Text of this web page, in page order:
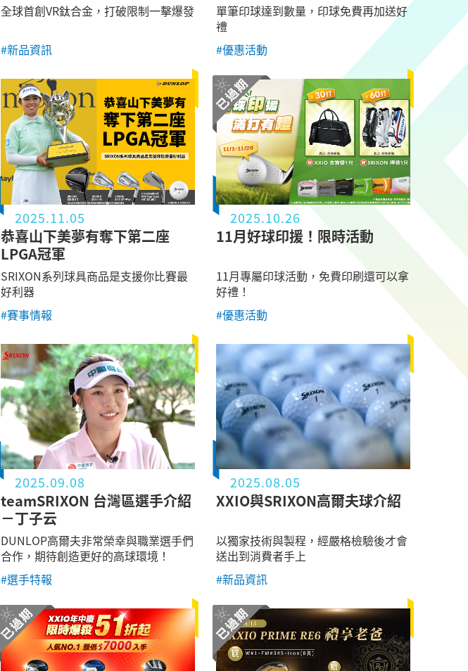
全球首創VR鈦合金，打破限制一擊爆發
#新品資訊
單筆印球達到數量，印球免費再加送好
禮
#優惠活動
2025.11.05
恭喜山下美夢有奪下第二座
LPGA冠軍
SRIXON系列球具商品是支援你比賽最
好利器
#賽事情報
2025.10.26
11月好球印援！限時活動
11月專屬印球活動，免費印刷還可以拿
好禮！
#優惠活動
2025.09.08
teamSRIXON 台灣區選手介紹
－丁子云
DUNLOP高爾夫非常榮幸與職業選手們
合作，期待創造更好的高球環境！
#選手特報
2025.08.05
XXIO與SRIXON高爾夫球介紹
以獨家技術與製程，經嚴格檢驗後才會
送出到消費者手上
#新品資訊